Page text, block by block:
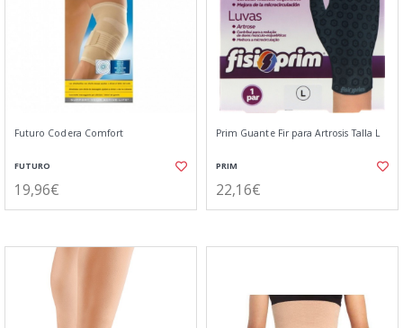
Futuro Codera Comfort
FUTURO
19,96€
Prim Guante Fir para Artrosis Talla L
PRIM
22,16€